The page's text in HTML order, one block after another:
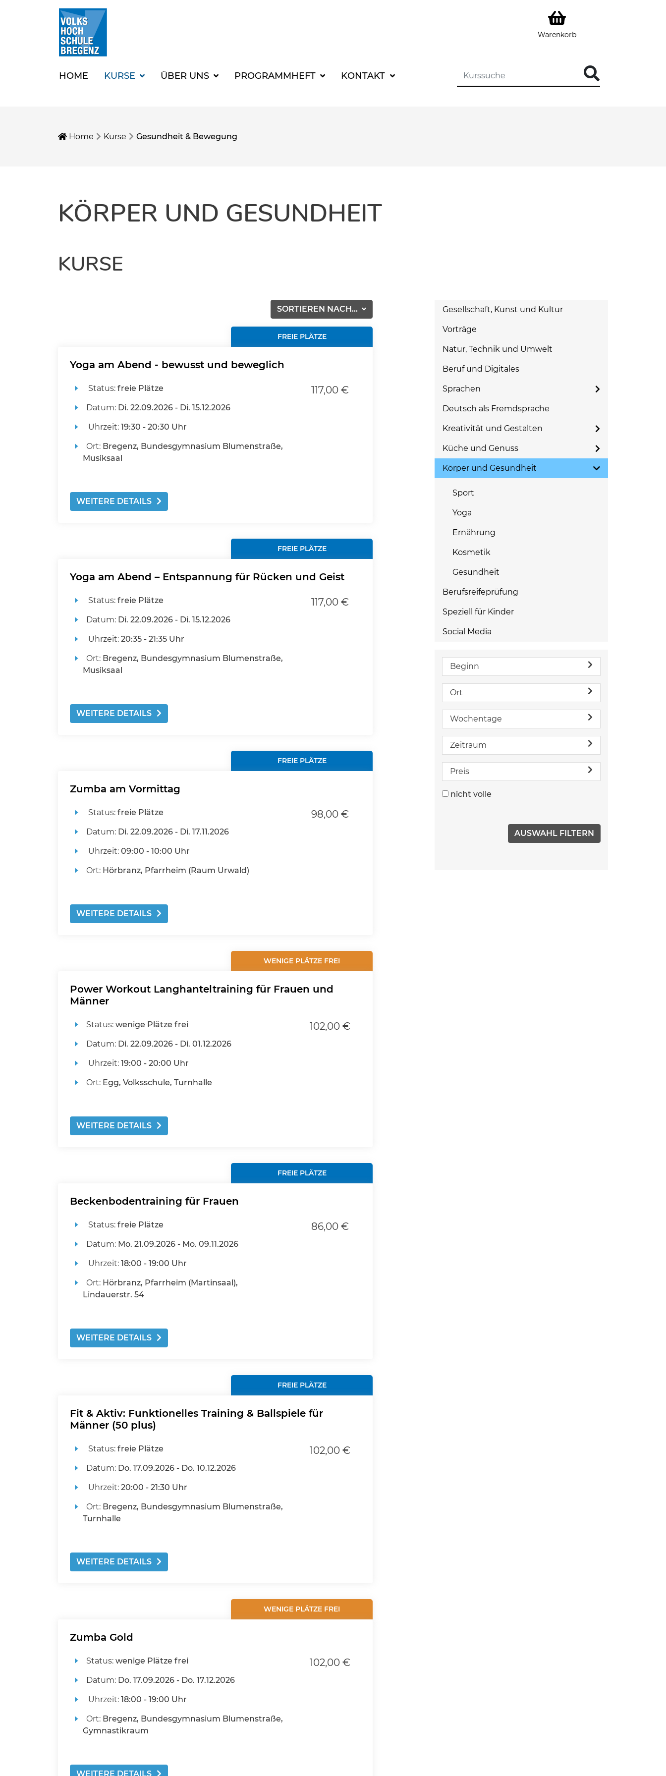
Warenkorb
HOME KURSE ÜBER UNS PROGRAMMHEFT KONTAKT
Home Kurse Gesundheit & Bewegung
KÖRPER UND GESUNDHEIT
KURSE
SORTIEREN NACH...
FREIE PLÄTZE
Yoga am Abend - bewusst und beweglich
Status: freie Plätze
Datum: Di. 22.09.2026 - Di. 15.12.2026
Uhrzeit: 19:30 - 20:30 Uhr
Ort: Bregenz, Bundesgymnasium Blumenstraße,
Musiksaal
117,00 €
WEITERE DETAILS
FREIE PLÄTZE
Yoga am Abend – Entspannung für Rücken und Geist
Status: freie Plätze
Datum: Di. 22.09.2026 - Di. 15.12.2026
Uhrzeit: 20:35 - 21:35 Uhr
Ort: Bregenz, Bundesgymnasium Blumenstraße,
Musiksaal
117,00 €
WEITERE DETAILS
FREIE PLÄTZE
Zumba am Vormittag
Status: freie Plätze
Datum: Di. 22.09.2026 - Di. 17.11.2026
Uhrzeit: 09:00 - 10:00 Uhr
Ort: Hörbranz, Pfarrheim (Raum Urwald)
98,00 €
WEITERE DETAILS
WENIGE PLÄTZE FREI
Power Workout Langhanteltraining für Frauen und
Männer
Status: wenige Plätze frei
Datum: Di. 22.09.2026 - Di. 01.12.2026
Uhrzeit: 19:00 - 20:00 Uhr
Ort: Egg, Volksschule, Turnhalle
102,00 €
WEITERE DETAILS
FREIE PLÄTZE
Beckenbodentraining für Frauen
Status: freie Plätze
Datum: Mo. 21.09.2026 - Mo. 09.11.2026
Uhrzeit: 18:00 - 19:00 Uhr
Ort: Hörbranz, Pfarrheim (Martinsaal),
Lindauerstr. 54
86,00 €
WEITERE DETAILS
FREIE PLÄTZE
Fit & Aktiv: Funktionelles Training & Ballspiele für
Männer (50 plus)
Status: freie Plätze
Datum: Do. 17.09.2026 - Do. 10.12.2026
Uhrzeit: 20:00 - 21:30 Uhr
Ort: Bregenz, Bundesgymnasium Blumenstraße,
Turnhalle
102,00 €
WEITERE DETAILS
WENIGE PLÄTZE FREI
Zumba Gold
Status: wenige Plätze frei
Datum: Do. 17.09.2026 - Do. 17.12.2026
Uhrzeit: 18:00 - 19:00 Uhr
Ort: Bregenz, Bundesgymnasium Blumenstraße,
Gymnastikraum
102,00 €
WEITERE DETAILS
Gesellschaft, Kunst und Kultur
Vorträge
Natur, Technik und Umwelt
Beruf und Digitales
Sprachen
Deutsch als Fremdsprache
Kreativität und Gestalten
Küche und Genuss
Körper und Gesundheit
Sport
Yoga
Ernährung
Kosmetik
Gesundheit
Berufsreifeprüfung
Speziell für Kinder
Social Media
Beginn
Ort
Wochentage
Zeitraum
Preis
nicht volle